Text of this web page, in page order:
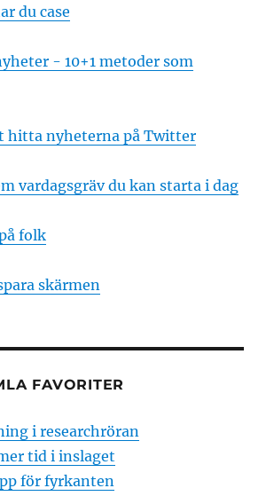
du case
- 10+1 metoder som
hitta nyheterna på Twitter
vardagsgräv du kan starta i dag
folk
skärmen
FAVORITER
i researchröran
tid i inslaget
för fyrkanten